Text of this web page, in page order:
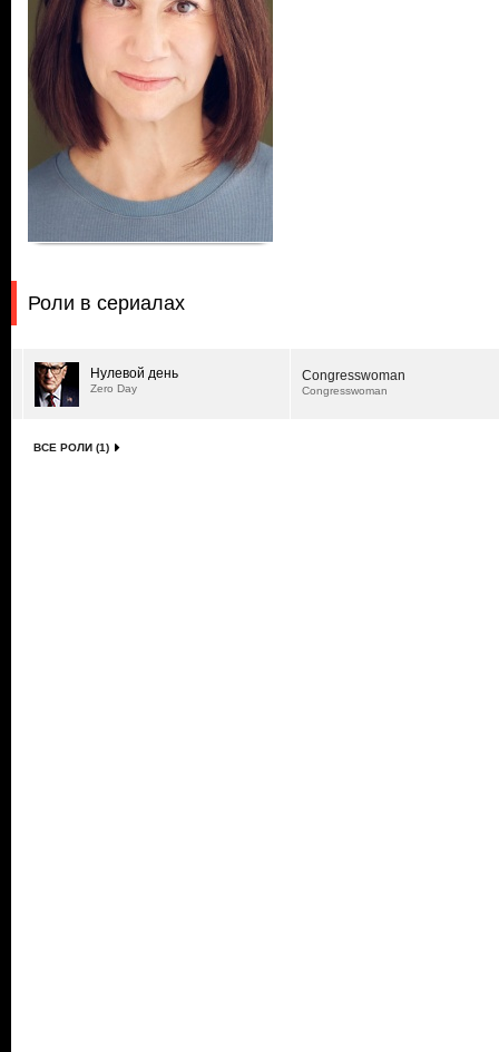
Роли в сериалах
Нулевой день
Zero Day
Congresswoman
Congresswoman
ВСЕ РОЛИ (1)